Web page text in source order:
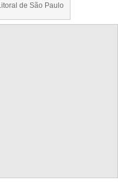
de São Paulo